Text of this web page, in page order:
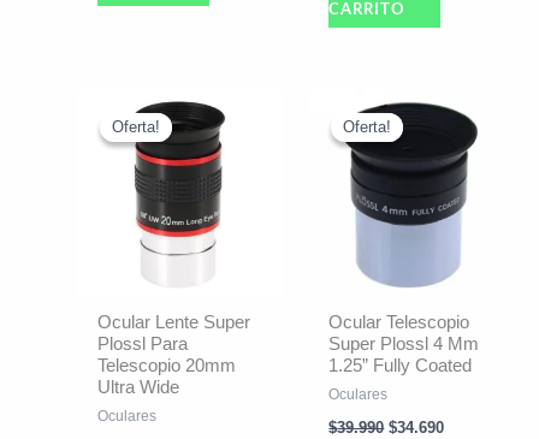
CARRITO
Oferta!
Oferta!
Ocular Lente Super
Plossl Para
Telescopio 20mm
Ultra Wide
Oculares
El
precio
original
era:
$108.022.
Oferta!
Oferta!
Ocular Telescopio
Super Plossl 4 Mm
1.25” Fully Coated
Oculares
$39.990
El
precio
original
era:
$34.690
precio
actual
es:
$34.690.